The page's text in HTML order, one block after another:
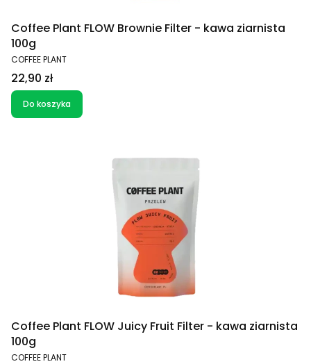
Coffee Plant FLOW Brownie Filter - kawa ziarnista
100g
PRODUCENT
COFFEE PLANT
Cena
22,90 zł
Do koszyka
Coffee Plant FLOW Juicy Fruit Filter - kawa ziarnista
100g
PRODUCENT
COFFEE PLANT